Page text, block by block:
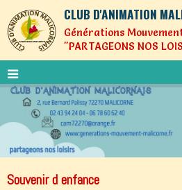
CLUB D'ANIMATION
Générations
"PARTAGEONS NOS
Souvenir d enfance